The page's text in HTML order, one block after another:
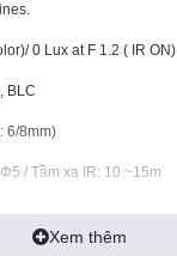
0 Lux at F 1.2 ( IR ON)
BLC
6/8mm)
/ Tầm xa IR: 10 ~15m
Xem thêm